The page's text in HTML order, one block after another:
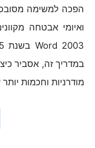
הפכה למשימה
ואיומי אבטחה
במדריך זה, אסביר
מודרניות וחכמות